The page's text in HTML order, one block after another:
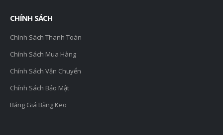
CHÍNH SÁCH
Chính Sách Thanh Toán
Chính Sách Mua Hàng
Chính Sách Vận Chuyển
Chính Sách Bảo Mật
Bảng Giá Băng Keo